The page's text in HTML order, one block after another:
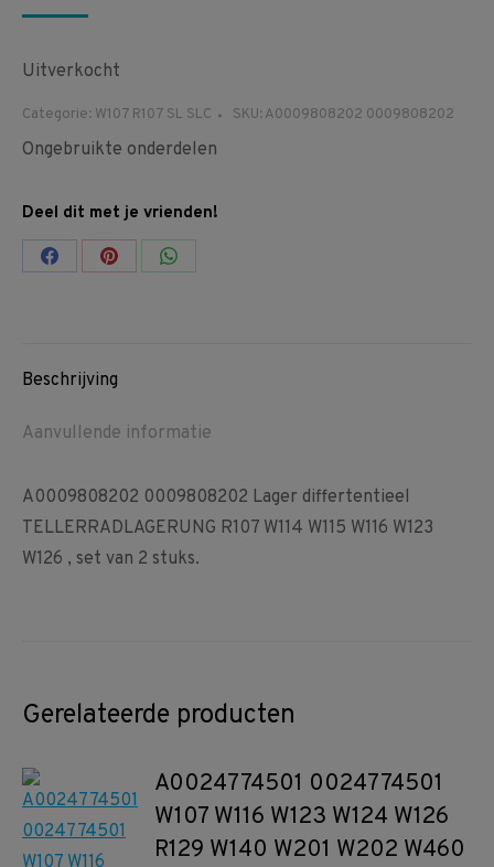
Uitverkocht
Categorie: W107 R107 SL SLC SKU:A0009808202 0009808202
Ongebruikte onderdelen
Deel dit met je vrienden!
Share Share Share
Beschrijving
Aanvullende informatie
A0009808202 0009808202 Lager differtentieel
TELLERRADLAGERUNG R107 W114 W115 W116 W123
W126 , set van 2 stuks.
Gerelateerde producten
A0024774501 0024774501
W107 W116 W123 W124 W126
R129 W140 W201 W202 W460